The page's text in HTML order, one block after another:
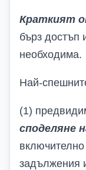
Краткият
бърз достъп
необходима.
Най-
(1)
споделяне
задължения